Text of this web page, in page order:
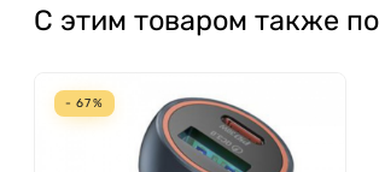
С этим товаром также
- 67%